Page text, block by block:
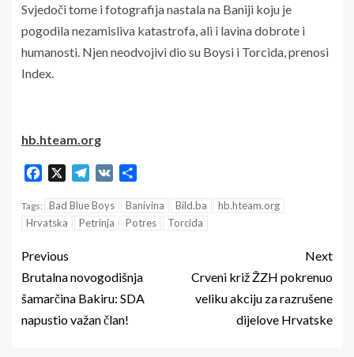
Svjedoči tome i fotografija nastala na Baniji koju je
pogodila nezamisliva katastrofa, ali i lavina dobrote i
humanosti. Njen neodvojivi dio su Boysi i Torcida, prenosi
Index.
hb.hteam.org
Facebook Telegram
VK
Tags: Bad Blue Boys Banivina Bild.ba
hb.hteam.org
Hrvatska
Petrinja Potres Torcida
Previous
Brutalna novogodišnja
šamarčina Bakiru: SDA
napustio važan član!
Next
Crveni križ ŽZH pokrenuo
veliku akciju za razrušene
dijelove Hrvatske